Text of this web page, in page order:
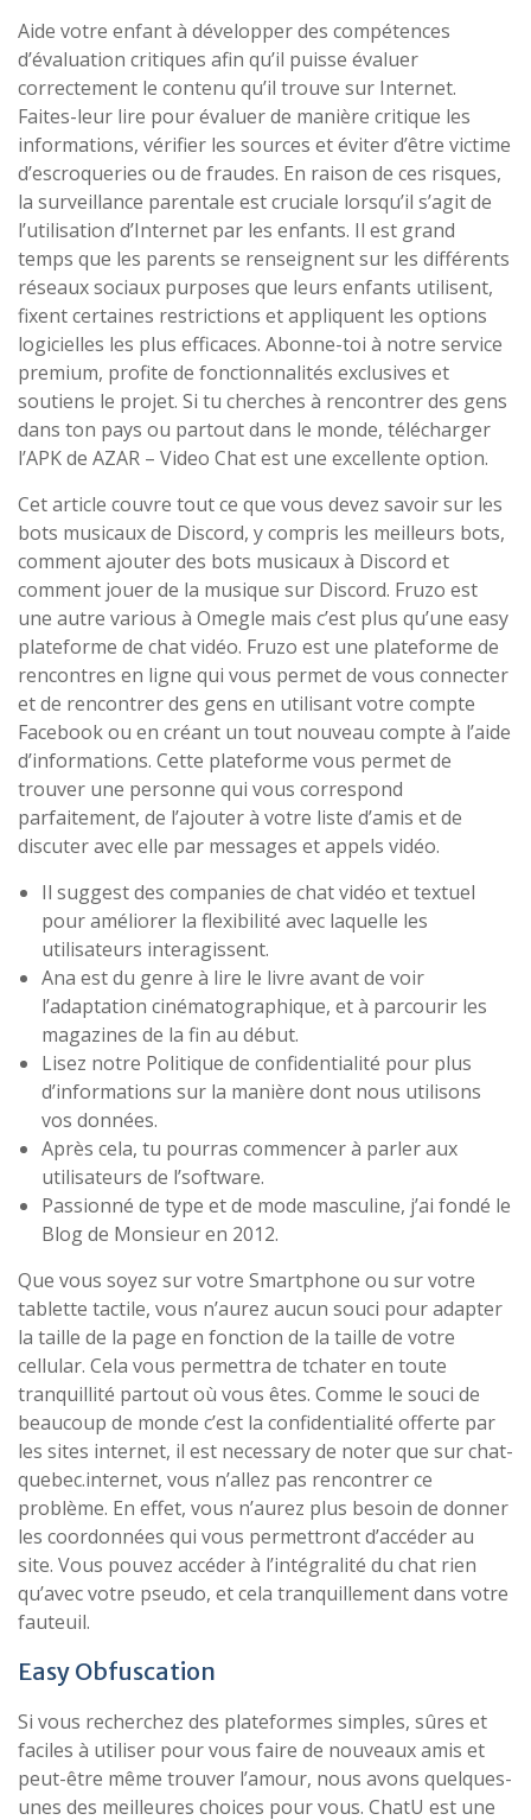
Aide votre enfant à développer des compétences
d’évaluation critiques afin qu’il puisse évaluer
correctement le contenu qu’il trouve sur Internet.
Faites-leur lire pour évaluer de manière critique les
informations, vérifier les sources et éviter d’être victime
d’escroqueries ou de fraudes. En raison de ces risques,
la surveillance parentale est cruciale lorsqu’il s’agit de
l’utilisation d’Internet par les enfants. Il est grand
temps que les parents se renseignent sur les différents
réseaux sociaux purposes que leurs enfants utilisent,
fixent certaines restrictions et appliquent les options
logicielles les plus efficaces. Abonne-toi à notre service
premium, profite de fonctionnalités exclusives et
soutiens le projet. Si tu cherches à rencontrer des gens
dans ton pays ou partout dans le monde, télécharger
l’APK de AZAR – Video Chat est une excellente option.
Cet article couvre tout ce que vous devez savoir sur les
bots musicaux de Discord, y compris les meilleurs bots,
comment ajouter des bots musicaux à Discord et
comment jouer de la musique sur Discord. Fruzo est
une autre various à Omegle mais c’est plus qu’une easy
plateforme de chat vidéo. Fruzo est une plateforme de
rencontres en ligne qui vous permet de vous connecter
et de rencontrer des gens en utilisant votre compte
Facebook ou en créant un tout nouveau compte à l’aide
d’informations. Cette plateforme vous permet de
trouver une personne qui vous correspond
parfaitement, de l’ajouter à votre liste d’amis et de
discuter avec elle par messages et appels vidéo.
Il suggest des companies de chat vidéo et textuel
pour améliorer la flexibilité avec laquelle les
utilisateurs interagissent.
Ana est du genre à lire le livre avant de voir
l’adaptation cinématographique, et à parcourir les
magazines de la fin au début.
Lisez notre Politique de confidentialité pour plus
d’informations sur la manière dont nous utilisons
vos données.
Après cela, tu pourras commencer à parler aux
utilisateurs de l’software.
Passionné de type et de mode masculine, j’ai fondé le
Blog de Monsieur en 2012.
Que vous soyez sur votre Smartphone ou sur votre
tablette tactile, vous n’aurez aucun souci pour adapter
la taille de la page en fonction de la taille de votre
cellular. Cela vous permettra de tchater en toute
tranquillité partout où vous êtes. Comme le souci de
beaucoup de monde c’est la confidentialité offerte par
les sites internet, il est necessary de noter que sur chat-
quebec.internet, vous n’allez pas rencontrer ce
problème. En effet, vous n’aurez plus besoin de donner
les coordonnées qui vous permettront d’accéder au
site. Vous pouvez accéder à l’intégralité du chat rien
qu’avec votre pseudo, et cela tranquillement dans votre
fauteuil.
Easy Obfuscation
Si vous recherchez des plateformes simples, sûres et
faciles à utiliser pour vous faire de nouveaux amis et
peut-être même trouver l’amour, nous avons quelques-
unes des meilleures choices pour vous. ChatU est une